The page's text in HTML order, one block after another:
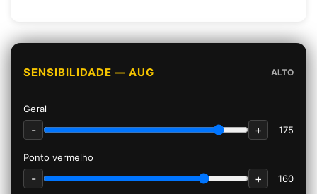
SENSIBILIDADE — AUG ALTO
Geral
- + 175
Ponto vermelho
- + 160